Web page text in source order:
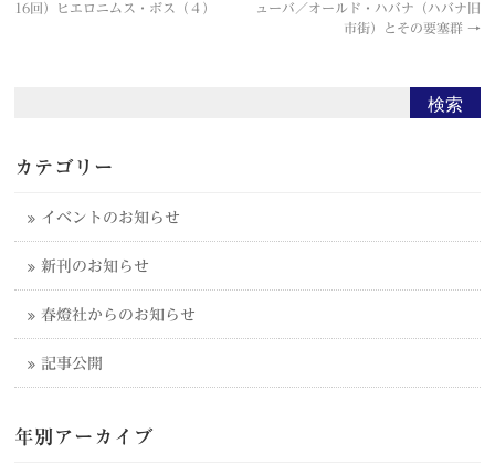
16回）ヒエロニムス・ボス（４）
ューバ／オールド・ハバナ（ハバナ旧
市街）とその要塞群 →
カテゴリー
イベントのお知らせ
新刊のお知らせ
春燈社からのお知らせ
記事公開
年別アーカイブ